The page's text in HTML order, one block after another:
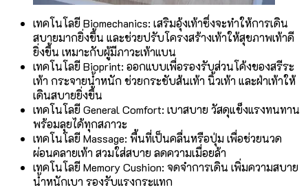
เทคโนโลยี Biomechanics: เสริมอุ้งเท้าซึ่งจะทำให้การเดิน
สบายมากยิ่งขึ้น และช่วยปรับโครงสร้างเท้าให้สุขภาพเท้าดี
ยิ่งขึ้น เหมาะกับผู้มีภาวะเท้าแบน
เทคโนโลยี Bioprint: ออกแบบเพื่อรองรับส่วนโค้งของสรีระ
เท้า กระจายน้ำหนัก ช่วยกระชับส้นเท้า นิ้วเท้า และฝ่าเท้าให้
เดินสบายยิ่งขึ้น
เทคโนโลยี General Comfort: เบาสบาย วัสดุแข็งแรงทนทาน
พร้อมลุยได้ทุกสภาวะ
เทคโนโลยี Massage: พื้นที่เป็นคลื่นหรือปุ่ม เพื่อช่วยนวด
ผ่อนคลายเท้า สวมใส่สบาย ลดความเมื่อยล้า
เทคโนโลยี Memory Cushion: จดจำการเดิน เพิ่มความสบาย
น้ำหนักเบา รองรับแรงกระแทก